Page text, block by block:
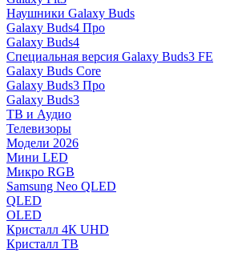
Наушники Galaxy Buds
Galaxy Buds4 Про
Galaxy Buds4
Специальная версия Galaxy Buds3 FE
Galaxy Buds Core
Galaxy Buds3 Про
Galaxy Buds3
ТВ и Аудио
Телевизоры
Модели 2026
Мини LED
Микро RGB
Samsung Neo QLED
QLED
OLED
Кристалл 4К UHD
Кристалл ТВ